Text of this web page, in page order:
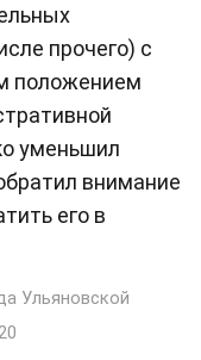
прочего) с
положением
уменьшил
внимание
его в
Ульяновской